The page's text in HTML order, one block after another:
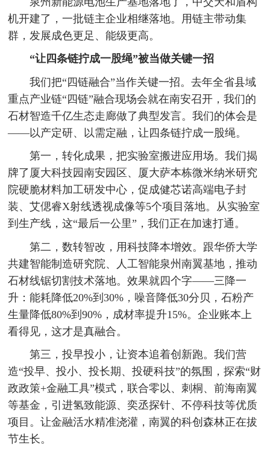
机开建了，一批链主企业相继落地。用链主带动集
群，发展成色更足、能级更高。
“让四条链拧成一股绳”被当做关键一招
我们把“四链融合”当作关键一招。去年全省县域
重点产业链“四链”融合现场会就在南安召开，我们的
石材智造千亿生态走廊做了典型发言。我们的体会是
——以产定研、以需定融，让四条链拧成一股绳。
第一，转化成果，把实验室搬进应用场。我们揭
牌了厦大科技园南安园区、厦大萨本栋微米纳米研究
院硬脆材料加工研发中心，促成健芯诺高端电子封
装、艾偲睿X射线透视成像等5个项目落地。从实验室
到生产线，这“最后一公里”，我们正在加速打通。
第二，数转智改，用科技降本增效。跟华侨大学
共建智能制造研究院、人工智能泉州南翼基地，推动
石材线锯切割技术落地。效果就四个字——三降一
升：能耗降低20%到30%，噪音降低30分贝，石粉产
生量降低80%到90%，成材率提升15%。企业账本上
看得见，这才是真融合。
第三，投早投小，让资本追着创新跑。我们营
造“投早、投小、投长期、投硬科技”的氛围，探索“财
政政策+金融工具”模式，联合零以、刺桐、前海南翼
等基金，引进氢致能源、奕丞探针、不停科技等优质
项目。让金融活水精准浇灌，南翼的科创森林正在拔
节生长。